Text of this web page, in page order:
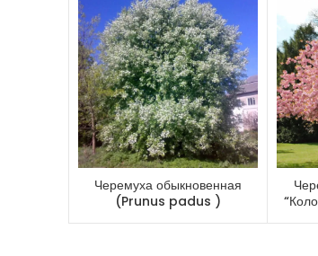
Черемуха обыкновенная
(Prunus padus )